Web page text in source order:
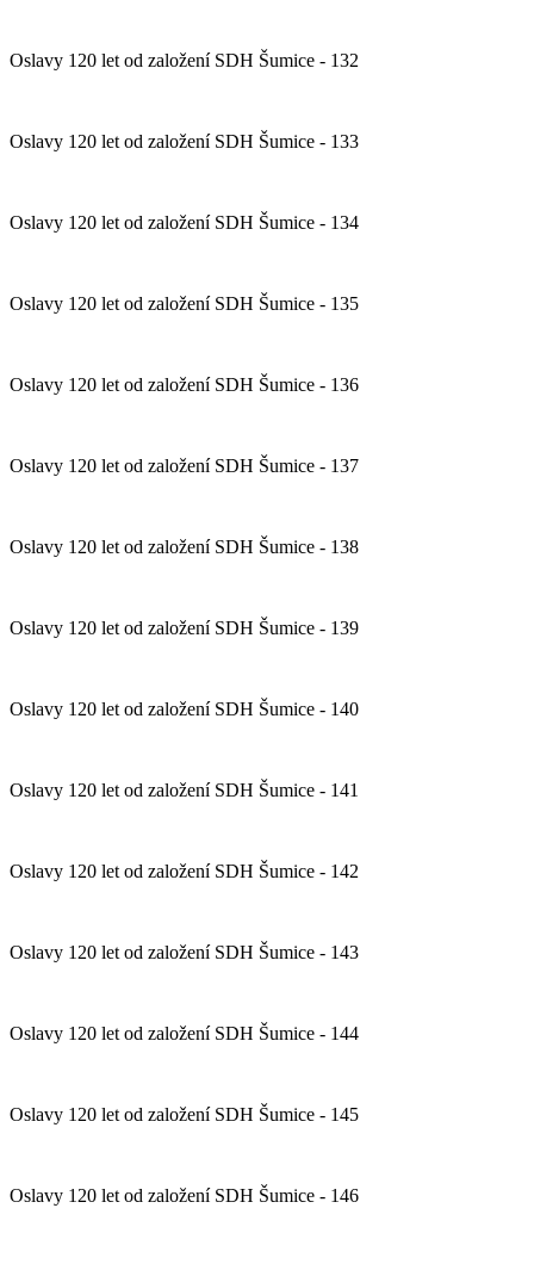
Oslavy 120 let od založení SDH Šumice - 132
Oslavy 120 let od založení SDH Šumice - 133
Oslavy 120 let od založení SDH Šumice - 134
Oslavy 120 let od založení SDH Šumice - 135
Oslavy 120 let od založení SDH Šumice - 136
Oslavy 120 let od založení SDH Šumice - 137
Oslavy 120 let od založení SDH Šumice - 138
Oslavy 120 let od založení SDH Šumice - 139
Oslavy 120 let od založení SDH Šumice - 140
Oslavy 120 let od založení SDH Šumice - 141
Oslavy 120 let od založení SDH Šumice - 142
Oslavy 120 let od založení SDH Šumice - 143
Oslavy 120 let od založení SDH Šumice - 144
Oslavy 120 let od založení SDH Šumice - 145
Oslavy 120 let od založení SDH Šumice - 146